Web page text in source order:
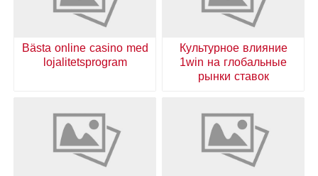
Культурное влияние
1win на глобальные
рынки ставок
Bästa online casino med
lojalitetsprogram